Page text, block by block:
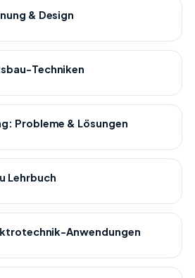
& Design
Techniken
Probleme & Lösungen
Lehrbuch
Anwendungen